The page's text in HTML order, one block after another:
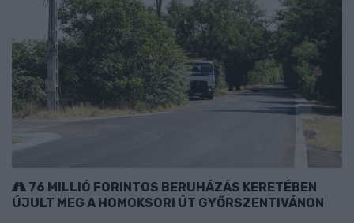
76 MILLIÓ FORINTOS BERUHÁZÁS KERETÉBEN
ÚJULT MEG A HOMOKSORI ÚT GYŐRSZENTIVÁNON